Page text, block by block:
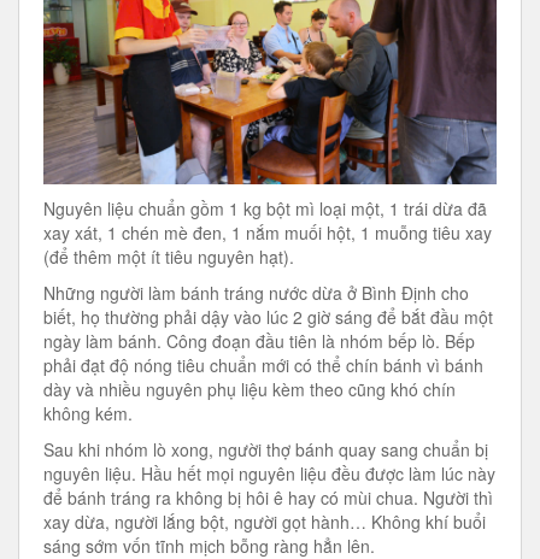
Nguyên liệu chuẩn gồm 1 kg bột mì loại một, 1 trái dừa đã
xay xát, 1 chén mè đen, 1 nắm muối hột, 1 muỗng tiêu xay
(để thêm một ít tiêu nguyên hạt).
Những người làm bánh tráng nước dừa ở Bình Định cho
biết, họ thường phải dậy vào lúc 2 giờ sáng để bắt đầu một
ngày làm bánh. Công đoạn đầu tiên là nhóm bếp lò. Bếp
phải đạt độ nóng tiêu chuẩn mới có thể chín bánh vì bánh
dày và nhiều nguyên phụ liệu kèm theo cũng khó chín
không kém.
Sau khi nhóm lò xong, người thợ bánh quay sang chuẩn bị
nguyên liệu. Hầu hết mọi nguyên liệu đều được làm lúc này
để bánh tráng ra không bị hôi ê hay có mùi chua. Người thì
xay dừa, người lắng bột, người gọt hành… Không khí buổi
sáng sớm vốn tĩnh mịch bỗng ràng hẳn lên.